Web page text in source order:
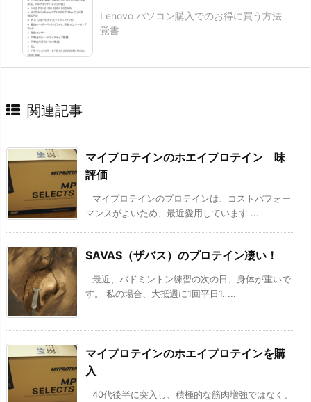
Lenovo パソコン購入でのお得に買う方法
覚書
関連記事
マイプロテインのホエイプロテイン 味
評価
マイプロテインのプロテインは、コストパフォー
マンスがよいため、最近愛用しています ...
SAVAS（ザバス）のプロテイン凄い！
最近、バドミントン練習の次の日、身体が重いで
す。 私の場合、大抵週に1回平日1. ...
マイプロテインのホエイプロテインを購
入
40代後半に突入し、積極的な筋肉増強ではなく、